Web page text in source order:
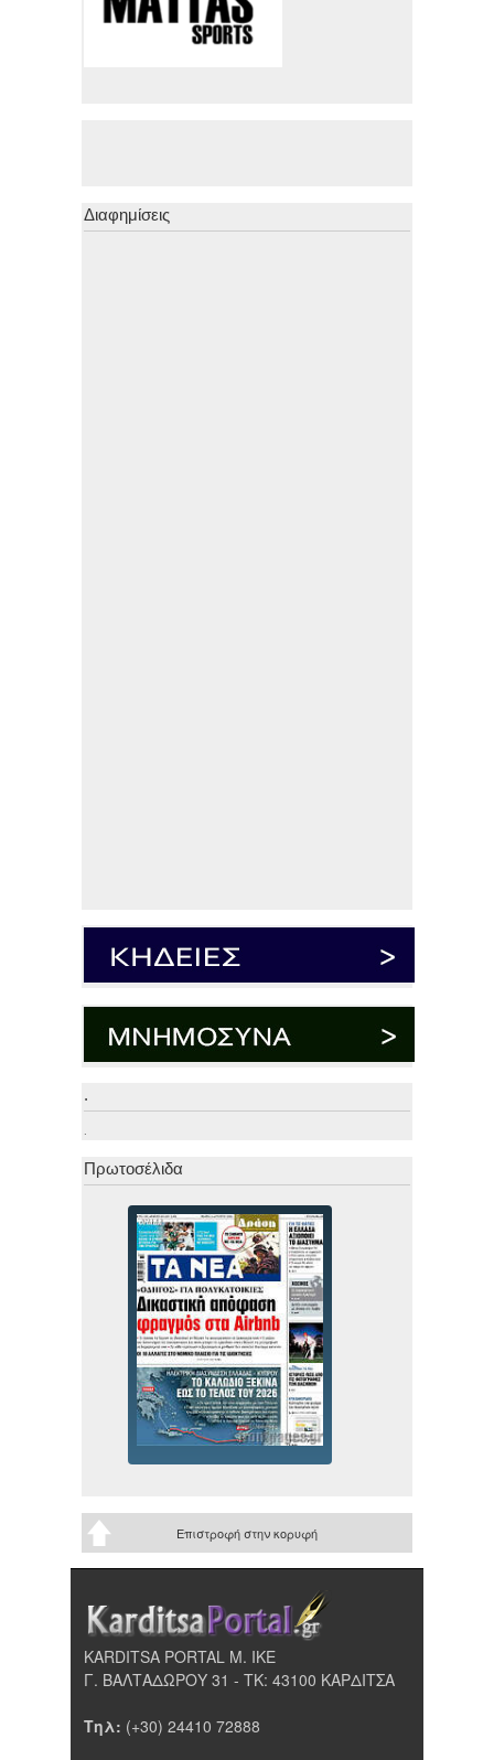
Διαφημίσεις
.
.
Πρωτοσέλιδα
Επιστροφή στην κορυφή
KARDITSA PORTAL Μ. ΙΚΕ
Γ. ΒΑΛΤΑΔΩΡΟΥ 31 - ΤΚ: 43100 ΚΑΡΔΙΤΣΑ
Τηλ: (+30) 24410 72888